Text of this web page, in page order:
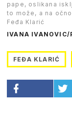
pape, oslikana
to može, a na
Feđa Klarić
IVANA IVANOVIC/
FEĐA KLARIĆ